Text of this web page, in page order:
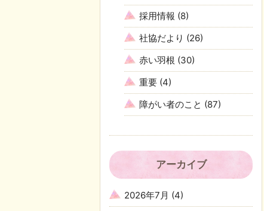
採用情報 (8)
社協だより (26)
赤い羽根 (30)
重要 (4)
障がい者のこと (87)
アーカイブ
2026年7月 (4)